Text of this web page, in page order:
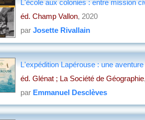
L'école aux colonies : entre mission
éd. Champ Vallon, 2020
par Josette Rivallain
L'expédition Lapérouse : une
éd. Glénat ; La Société de Géographie
par Emmanuel Desclèves